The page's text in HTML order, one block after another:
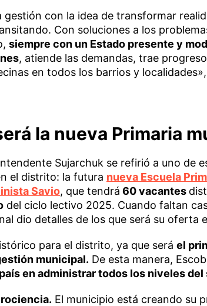
gestión con la idea de transformar
Con soluciones a los
siempre con un Estado presente y
, atiende las demandas, trae
en todos los barrios y
la nueva Primaria
Sujarchuk se refirió a uno de
el distrito: la futura nueva Escuela
Savio, que tendrá 60 vacantes
del ciclo lectivo 2025. Cuando faltan
dio detalles de los que será su oferta
para el distrito, ya que será el
municipal. De esta manera,
en administrar todos los niveles
El municipio está creando su